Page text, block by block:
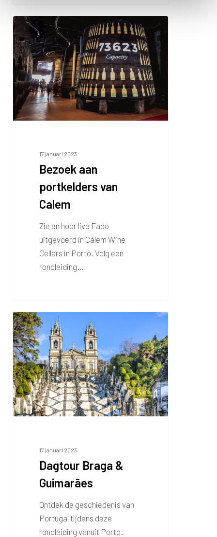
Bezoek
aan
portkelders
van
Calem
17 januari 2023
Bezoek aan
portkelders van
Calem
Zie en hoor live Fado
uitgevoerd in Cálem Wine
Cellars in Porto. Volg een
rondleiding…
Dagtour
Braga
&
Guimarães
17 januari 2023
Dagtour Braga &
Guimarães
Ontdek de geschiedenis van
Portugal tijdens deze
rondleiding vanuit Porto.